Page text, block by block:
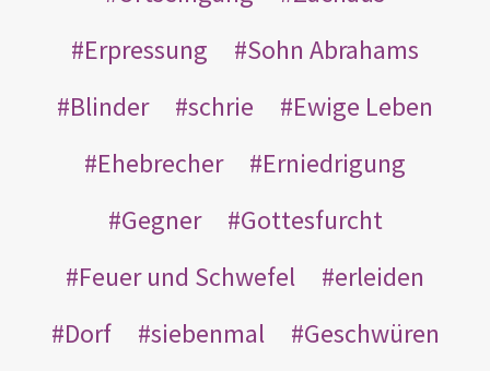
Erpressung
Sohn Abrahams
Blinder
schrie
Ewige Leben
Ehebrecher
Erniedrigung
Gegner
Gottesfurcht
Feuer und Schwefel
erleiden
Dorf
siebenmal
Geschwüren